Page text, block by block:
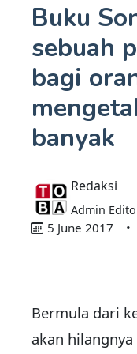
Buku
sebu­ah
bagi
banyak
Redaksi
Admin
5 June 2017 •
Bermula dari
akan